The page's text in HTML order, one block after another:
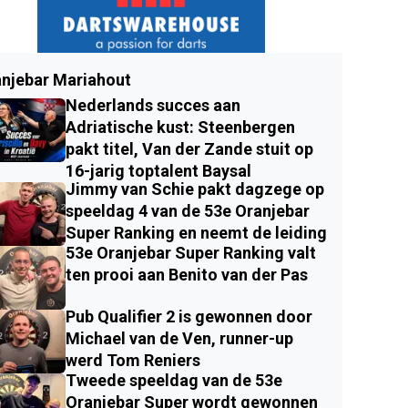
Mariahout
Nederlands succes aan
Adriatische kust: Steenbergen
pakt titel, Van der Zande stuit op
16-jarig toptalent Baysal
Jimmy van Schie pakt dagzege op
speeldag 4 van de 53e Oranjebar
Super Ranking en neemt de leiding
53e Oranjebar Super Ranking valt
ten prooi aan Benito van der Pas
Pub Qualifier 2 is gewonnen door
Michael van de Ven, runner-up
werd Tom Reniers
Tweede speeldag van de 53e
Oranjebar Super wordt gewonnen